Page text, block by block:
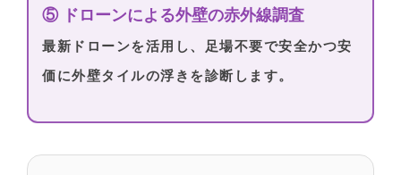
⑤ ドローンによる外壁の赤外線調査
最新ドローンを活用し、足場不要で安全かつ安
価に外壁タイルの浮きを診断します。